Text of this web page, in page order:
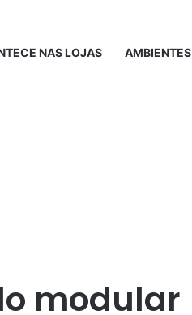
NAS LOJAS AMBIENTES
modular